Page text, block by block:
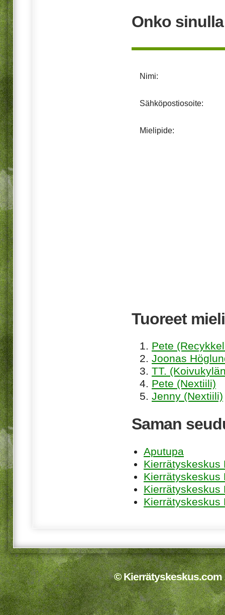
Onko
Nimi:
Sähköpostiosoite:
Mielipide:
Tuoreet
Pete
Joonas
TT.
Pete (Nextiili)
Jenny (Nextiili)
Saman
Aputupa
Kierrätyskeskus
Kierrätyskeskus
Kierrätyskeskus
Kierrätyskeskus
© Kierrätyskeskus.com